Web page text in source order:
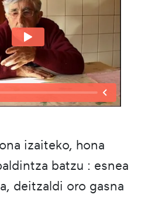
izaiteko, hona
batzu : esnea
deitzaldi oro gasna